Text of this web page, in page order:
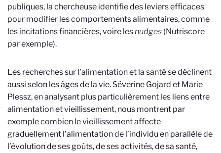
publiques, la chercheuse identifie des leviers efficaces
pour modifier les comportements alimentaires, comme
les incitations financières, voire lesnudges (Nutriscore
par exemple).
Les recherches sur l’alimentation et la santé se déclinent
aussi selon les âges de la vie. Séverine Gojard et Marie
Plessz, en analysant plus particulièrement les liens entre
alimentation et vieillissement, nous montrent par
exemple combien le vieillissement affecte
graduellement l’alimentation de l’individu en parallèle de
l’évolution de ses goûts, de ses activités, de sa santé,